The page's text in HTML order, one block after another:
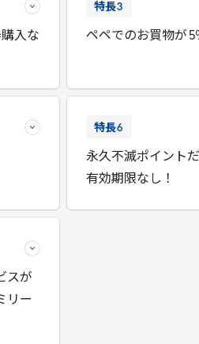
入な
特長3
ペペでのお買物が 5
特長6
永久不滅ポイント
有効期限なし！
スが
リー